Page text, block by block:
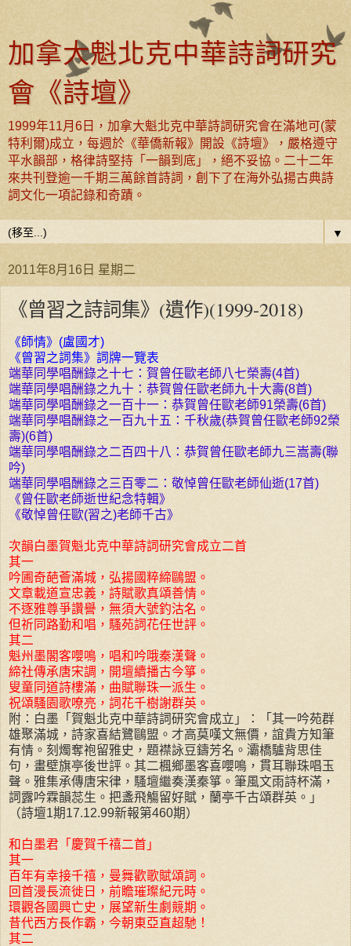
加拿大魁北克中華詩詞研究
會《詩壇》
1999年11月6日，加拿大魁北克中華詩詞研究會在滿地可(蒙
特利爾)成立，每週於《華僑新報》開設《詩壇》，嚴格遵守
平水韻部，格律詩堅持「一韻到底」，絕不妥協。二十二年
來共刊登逾一千期三萬餘首詩詞，創下了在海外弘揚古典詩
詞文化一項記錄和奇蹟。
▼
2011年8月16日 星期二
《曾習之詩詞集》(遺作)(1999-2018)
《師情》(盧國才)
《曾習之詞集》詞牌一覽表
端華同學唱酬錄之十七：賀曾任歐老師八七榮壽(4首)
端華同學唱酬錄之九十：恭賀曾任歐老師九十大壽(8首)
端華同學唱酬錄之一百十一：恭賀曾任歐老師91榮壽(6首)
端華同學唱酬錄之一百九十五：千秋歲(恭賀曾任歐老師92榮
壽)(6首)
端華同學唱酬錄之二百四十八：恭賀曾任歐老師九三嵩壽(聯
吟)
端華同學唱酬錄之三百零二：敬悼曾任歐老師仙逝(17首)
《曾任歐老師逝世紀念特輯》
《敬悼曾任歐(習之)老師千古》
次韻白墨賀魁北克中華詩詞研究會成立二首
其一
吟圃奇葩薈滿城，弘揚國粹締鷗盟。
文章載道宣忠義，詩賦歌真頌善情。
不逐雅尊爭讚譽，無須大號釣沽名。
但祈同路勤和唱，騷苑詞花任世評。
其二
魁州墨閣客嚶鳴，唱和吟哦秦漢聲。
締社傳承唐宋調，開壇續播古今箏。
叟童同道詩樓滿，曲賦聯珠一派生。
祝頌騷園歌嘹亮，詞花千樹謝群英。
附：白墨「賀魁北克中華詩詞研究會成立」：「其一吟苑群
雄聚滿城，詩家喜結鷺鷗盟。才高莫嘆文無價，誼貴方知筆
有情。刻燭奪袍留雅史，題襟詠豆鑄芳名。灞橋驢背思佳
句，畫壁旗亭後世評。其二楓鄉墨客喜嚶鳴，貫耳聯珠唱玉
聲。雅集承傳唐宋律，騷壇繼奏漢秦箏。筆風文雨詩杯滿，
詞露吟霖韻蕊生。把盞飛觴留好賦，蘭亭千古頌群英。」
（詩壇1期17.12.99新報第460期）
和白墨君「慶賀千禧二首」
其一
百年有幸接千禧，曼舞歡歌賦頌詞。
回首漫長流徙日，前瞻璀璨紀元時。
環觀各國興亡史，展望新生劇競期。
昔代西方長作霸，今朝東亞直超馳！
其二